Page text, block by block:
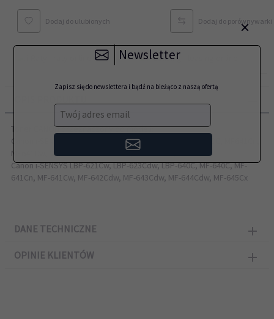
Dodaj do ulubionych Dodaj do porównywarki
Toner CANON przeznaczony do modeli:
Canon i-SENSYS LBP621Cw, LBP623Cdw, LBP640C, MF640C, MF641Cn,
MF641Cw, MF642Cdw, MF643Cdw, MF644Cdw, MF645Cx
Canon i-SENSYS LBP-621Cw, LBP-623Cdw, LBP-640C, MF-640C, MF-
641Cn, MF-641Cw, MF-642Cdw, MF-643Cdw, MF-644Cdw, MF-645Cx
DANE TECHNICZNE
OPINIE KLIENTÓW
×
Newsletter
Zapisz się do newslettera i bądź na bieżąco z naszą ofertą
Twój adres email